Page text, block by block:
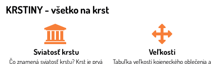
KRSTINY - všetko na krst
Sviatosť krstu
Čo znamená sviatosť krstu? Krst je prvá
Veľkosti
Tabuľka veľkostí kojeneckého oblečenia a